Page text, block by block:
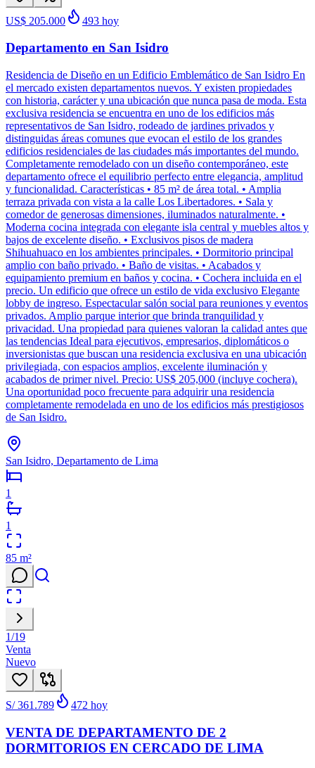
US$ 205.000 493 hoy
Departamento en San Isidro
Residencia de Diseño en un Edificio Emblemático de San Isidro En
el mercado existen departamentos nuevos. Y existen propiedades
con historia, carácter y una ubicación que nunca pasa de moda. Esta
exclusiva residencia se encuentra en uno de los edificios más
representativos de San Isidro, rodeado de jardines privados y
distinguidas áreas comunes que evocan el estilo de los grandes
edificios residenciales de las ciudades más importantes del mundo.
Completamente remodelado con un diseño contemporáneo, este
departamento ofrece el equilibrio perfecto entre elegancia, amplitud
y funcionalidad. Características • 85 m² de área total. • Amplia
terraza privada con vista a la calle Los Libertadores. • Sala y
comedor de generosas dimensiones, iluminados naturalmente. •
Moderna cocina integrada con elegante isla central y muebles altos y
bajos de excelente diseño. • Exclusivos pisos de madera
Shihuahuaco en los ambientes principales. • Dormitorio principal
amplio con baño privado. • Baño de visitas. • Acabados y
equipamiento premium en baños y cocina. • Cochera incluida en el
precio. Un edificio que ofrece un estilo de vida exclusivo Elegante
lobby de ingreso. Espectacular salón social para reuniones y eventos
privados. Amplio parque interior que brinda tranquilidad y
privacidad. Una propiedad para quienes valoran la calidad antes que
las tendencias Ideal para ejecutivos, empresarios, diplomáticos o
inversionistas que buscan una residencia exclusiva en una ubicación
privilegiada, con espacios amplios, excelente iluminación y
acabados de primer nivel. Precio: US$ 205,000 (incluye cochera).
Una oportunidad poco frecuente para adquirir una residencia
completamente remodelada en uno de los edificios más prestigiosos
de San Isidro.
San Isidro, Departamento de Lima
1
1
85 m²
1/19
Venta
Nuevo
S/ 361.789 472 hoy
VENTA DE DEPARTAMENTO DE 2
DORMITORIOS EN CERCADO DE LIMA